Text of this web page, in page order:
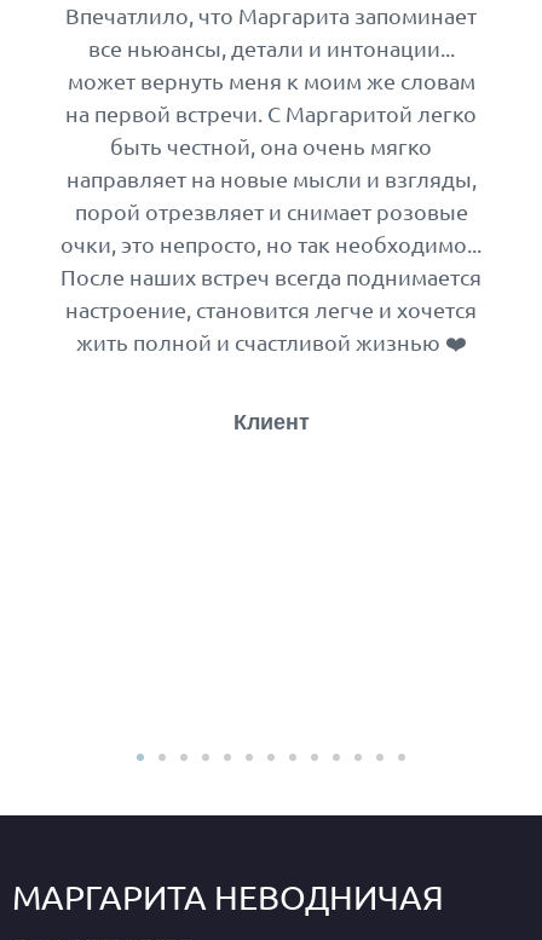
Впечатлило, что Маргарита запоминает
все ньюансы, детали и интонации...
может вернуть меня к моим же словам
на первой встречи. С Маргаритой легко
быть честной, она очень мягко
направляет на новые мысли и взгляды,
порой отрезвляет и снимает розовые
очки, это непросто, но так необходимо...
После наших встреч всегда поднимается
настроение, становится легче и хочется
жить полной и счастливой жизнью ❤️
Клиент
МАРГАРИТА НЕВОДНИЧАЯ